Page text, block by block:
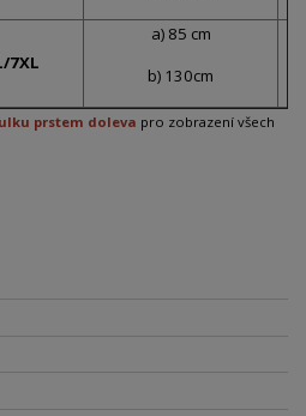
7XL
a) 85 cm
b) 130cm
prstem doleva pro zobrazení všech